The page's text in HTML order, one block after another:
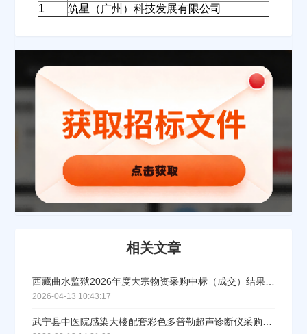
1
筑星（广州）科技发展有限公司
相关文章
西藏曲水监狱2026年度大宗物资采购中标（成交）结果公告
2026-04-13 10:43:17
武宁县中医院感染大楼配套彩色多普勒超声诊断仪采购项目中标公告
欢迎入驻供应商 ဆ
公司名称
公司所在地
请选择省市
联系方式